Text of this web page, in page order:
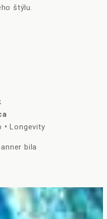
štýlu.
• Longevity